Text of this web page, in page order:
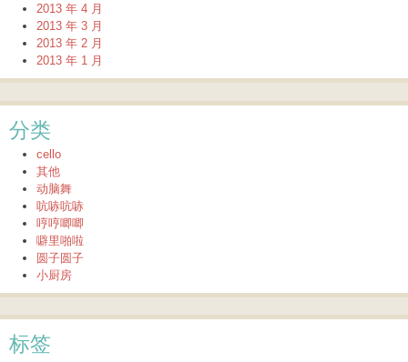
2013 年 4 月
2013 年 3 月
2013 年 2 月
2013 年 1 月
分类
cello
其他
动脑舞
吭哧吭哧
哼哼唧唧
噼里啪啦
圆子圆子
小厨房
标签